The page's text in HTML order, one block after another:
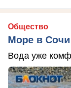
Общество
Море в Сочи
Вода уже